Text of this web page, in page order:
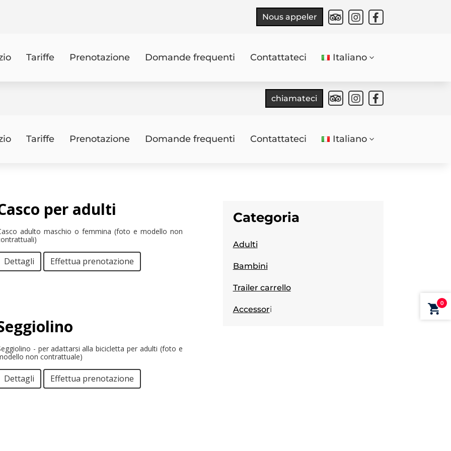
Nous appeler   
Tariffe Prenotazione Domande frequenti Contattateci Italiano3
chiamateci   
Tariffe Prenotazione Domande frequenti Contattateci Italiano3
0
per adulti
adulto maschio o femmina (foto e modello non
Dettagli Effettua prenotazione
- per adattarsi alla bicicletta per adulti (foto e
non contrattuale)
Dettagli Effettua prenotazione
Categoria
Adulti
Bambini
Trailer carrello
Accessori